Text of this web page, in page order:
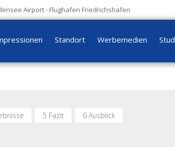
Airport - Flughafen Friedrichshafen
Standort Werbemedien
5 Fazit 6 Ausblick